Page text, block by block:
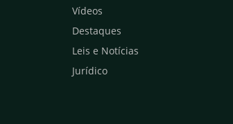
Vídeos
Destaques
Leis e Notícias
Jurídico